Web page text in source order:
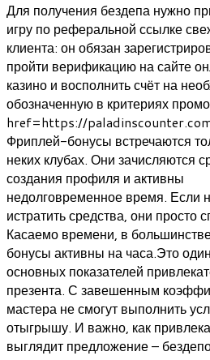
Для получения бездепа нужно
игру по реферальной ссылке
клиента: он обязан
пройти верификацию на сайте
казино и восполнить счёт на
обозначенную в критериях
href=https://
Фриплей-бонусы встречаются
неких клубах. Они зачисляются
создания профиля и активны
недолговременное время. Если
истратить средства, они просто
Касаемо времени, в
бонусы активны на часа.Это
основных показателей
презента. С завешенным
мастера не смогут выполнить
отыгрышу. И важно, как
выглядит предложение –